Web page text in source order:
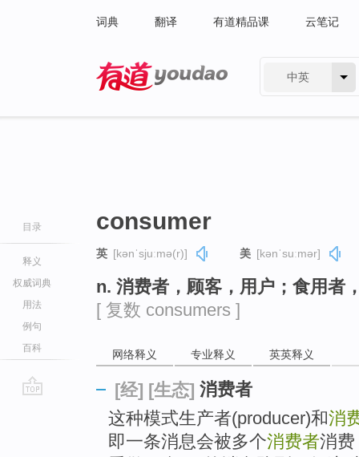
词典 翻译 有道精品课 云笔记
中英
目录
释义
权威词典
用法
例句
百科
consumer
英 [kənˈsjuːmə(r)] 美 [kənˈsuːmər]
n. 消费者，顾客，用户；食用者
[ 复数 consumers ]
网络释义 专业释义 英英释义
[经] [生态] 消费者
这种模式生产者(producer)和消
即一条消息会被多个消费者消